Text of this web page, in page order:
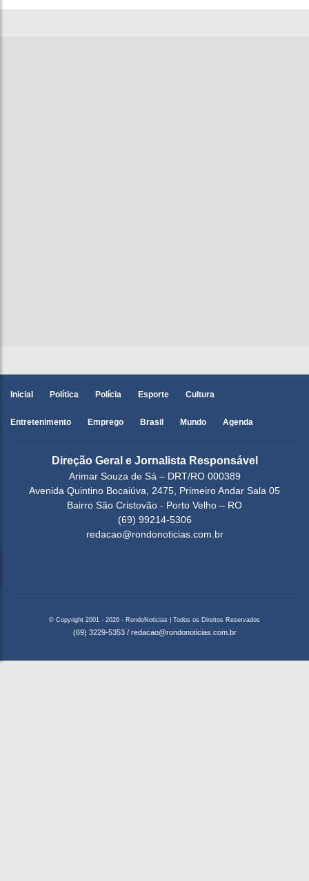
Inicial Política Polícia Esporte Cultura
Entretenimento Emprego Brasil Mundo Agenda
Direção Geral e Jornalista Responsável
Arimar Souza de Sá – DRT/RO 000389
Avenida Quintino Bocaiúva, 2475, Primeiro Andar Sala 05
Bairro São Cristovão - Porto Velho – RO
(69) 99214-5306
redacao@rondonoticias.com.br
© Copyright 2001 - 2026 - RondoNoticias | Todos os Direitos Reservados
(69) 3229-5353 / redacao@rondonoticias.com.br